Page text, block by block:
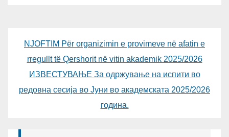
NJOFTIM Për organizimin e provimeve në afatin e
rregullt të Qershorit në vitin akademik 2025/2026
ИЗВЕСТУВАЊЕ За одржување на испити во
редовна сесија во Јуни во академската 2025/2026
година.